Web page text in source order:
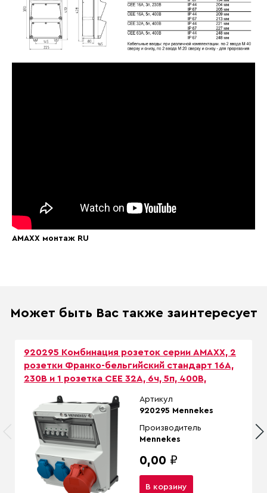
AMAXX монтаж RU
Может быть Вас также заинтересует
920295 Комбинация розеток серии AMAXX, 2
розетки Франко-бельгийский стандарт 16А,
230В и 1 розетка СЕЕ 32А, 6ч, 5п, 400В,
Артикул
920295 Mennekes
Производитель
Mennekes
0,00 ₽
В корзину